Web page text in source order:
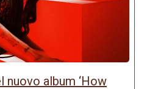
nuovo album ‘How